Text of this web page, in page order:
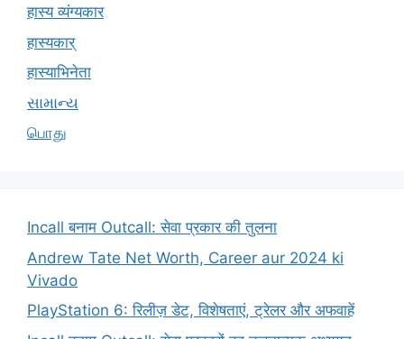
हास्य व्यंग्यकार
हास्यकार्
हास्याभिनेता
સામાન્ય
பொது
Incall बनाम Outcall: सेवा प्रकार की तुलना
Andrew Tate Net Worth, Career aur 2024 ki
Vivado
PlayStation 6: रिलीज़ डेट, विशेषताएं, ट्रेलर और अफवाहें